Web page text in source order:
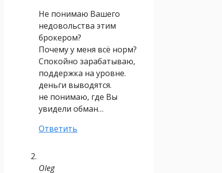
Не понимаю Вашего
недовольства этим
брокером?
Почему у меня всё норм?
Спокойно зарабатываю,
поддержка на уровне.
деньги выводятся.
не понимаю, где Вы
увидели обман…
Ответить
Oleg